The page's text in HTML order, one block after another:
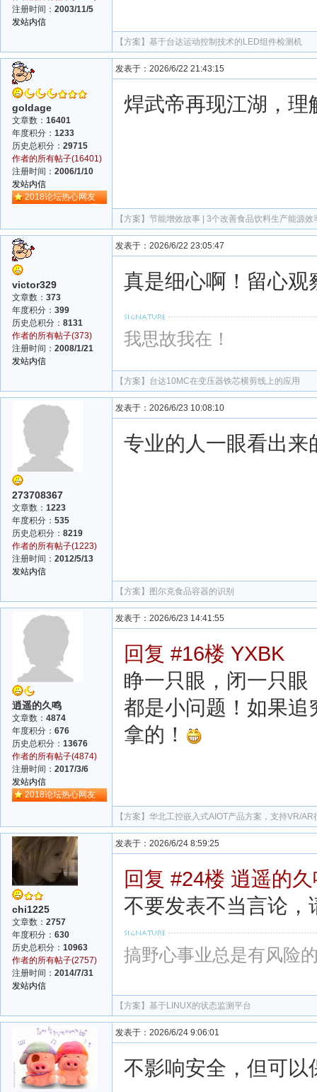
注册时间： 2003/11/5
发站内信
【方案】 基于台达运动控制技术的LED组件检测机
goldage
文章数： 16401
年度积分： 1233
历史总积分： 29715
作者的所有帖子(16401)
注册时间： 2006/1/10
发站内信
2018论坛热心网友
发表于：2026/6/22 21:43:15
焊武帝再现江湖，理
【方案】 节能增效故事 | 3个改善食品饮料生产能源效
victor329
文章数： 373
年度积分： 399
历史总积分： 8131
作者的所有帖子(373)
注册时间： 2008/1/21
发站内信
发表于：2026/6/22 23:05:47
真是细心啊！留心观
我思故我在！
【方案】 台达10MC在变压器铁芯横剪线上的应用
273708367
文章数： 1223
年度积分： 535
历史总积分： 8219
作者的所有帖子(1223)
注册时间： 2012/5/13
发站内信
发表于：2026/6/23 10:08:10
专业的人一眼看出
【方案】 图尔克食品容器的识别
逍遥的久鸣
文章数： 4874
年度积分： 676
历史总积分： 13676
作者的所有帖子(4874)
注册时间： 2017/3/6
发站内信
2018论坛热心网友
发表于：2026/6/23 14:41:55
回复 #16楼 YXBK
睁一只眼，闭一只
都是小问题！如果
拿的！
【方案】 华北工控嵌入式AIOT产品方案，支持VR/AR
chi1225
文章数： 2757
年度积分： 630
历史总积分： 10963
作者的所有帖子(2757)
注册时间： 2014/7/31
发站内信
发表于：2026/6/24 8:59:25
回复 #24楼 逍遥的
不要发表不当言论，
搞野心事业总是有风险
【方案】 基于LINUX的状态监测平台
发表于：2026/6/24 9:06:01
不影响安全，但可以